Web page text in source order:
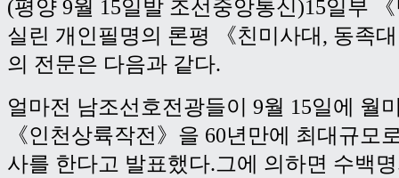
(평양 9월 15일발 조선중앙통신)15일부
실린 개인필명의 론평 《친미사대, 동족
의 전문은 다음과 같다.
얼마전 남조선호전광들이 9월 15일에 월
《인천상륙작전》을 60년만에 최대규모
사를 한다고 발표했다.그에 의하면 수백